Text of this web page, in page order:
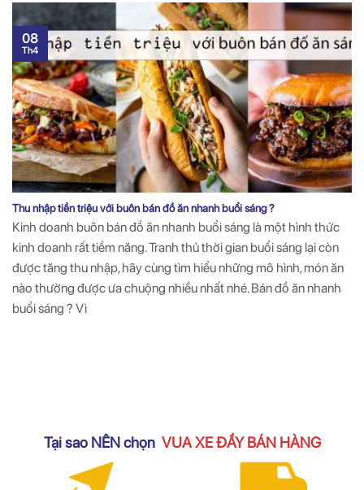
Thu nhập tiền triệu với buôn bán đồ ăn nhanh buổi sáng ?
Kinh doanh buôn bán đồ ăn nhanh buổi sáng là một hình thức
kinh doanh rất tiềm năng. Tranh thủ thời gian buổi sáng lại còn
được tăng thu nhập, hãy cùng tìm hiểu những mô hình, món ăn
nào thường được ưa chuộng nhiều nhất nhé. Bán đồ ăn nhanh
buổi sáng ? Vì
08
Th4
Tại sao NÊN chọn VUA XE ĐẨY BÁN HÀNG